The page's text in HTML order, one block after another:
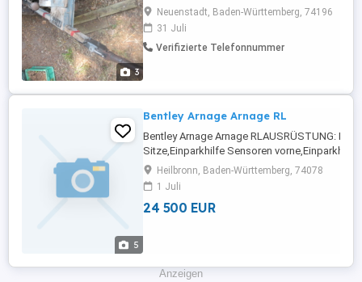
3
Messer Balken mit ein paar Messern auch
vorhanden, demontiert vom Mäher Für
Hobby Antick Freak Kupplung hängt nur
wegen der langen Standzeit: sitzt fest
Neuenstadt, Baden-Württemberg, 74196
31 Juli
Verifizierte Telefonnummer
5
Bentley Arnage Arnage RL
Bentley Arnage Arnage RLAUSRÜSTUNG:
Sitze,Einparkhilfe Sensoren vorne,Einparkhilfe
...
Heilbronn, Baden-Württemberg, 74078
1 Juli
24 500 EUR
Anzeigen